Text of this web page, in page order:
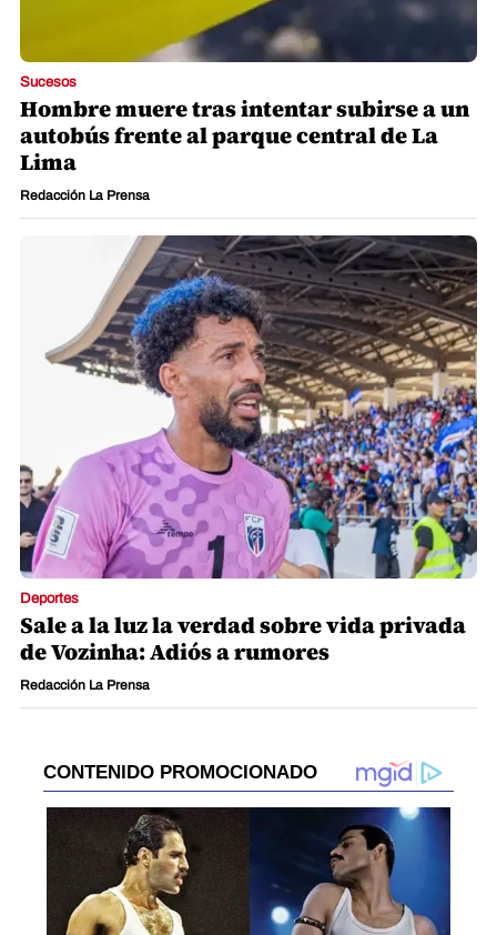
Sucesos
Hombre muere tras intentar subirse a un
autobús frente al parque central de La
Lima
Redacción La Prensa
Deportes
Sale a la luz la verdad sobre vida privada
de Vozinha: Adiós a rumores
Redacción La Prensa